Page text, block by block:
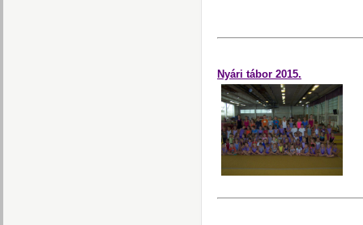
Nyári tábor 2015.